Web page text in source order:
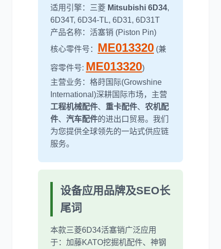
适用引擎：三菱 Mitsubishi 6D34,
6D34T, 6D34-TL, 6D31, 6D31T
产品名称：活塞销 (Piston Pin)
核心零件号： ME013320 (兼
容零件号: ME013320)
主营业务：格莳国际(Growshine
International)深耕国际市场，主营
工程机械配件、 重卡配件、 农机配
件、 汽车配件的进出口贸易。我们
为您提供全球领先的一站式供应链
服务。
设备应用品牌及SEO长
尾词
本款三菱6D34活塞销广泛应用
于：加藤KATO挖掘机配件、神钢